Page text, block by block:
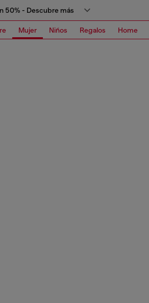
50% - Descubre más
Mujer Niños Regalos Home